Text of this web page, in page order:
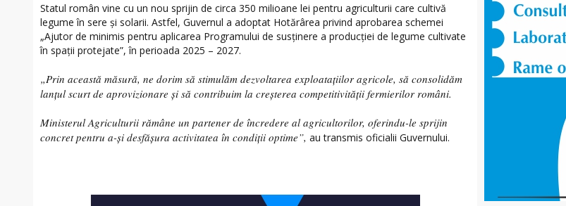
Statul român vine cu un nou sprijin de circa 350 milioane lei pentru agriculturii care cultivă
legume în sere și solarii. Astfel, Guvernul a adoptat Hotărârea privind aprobarea schemei
„Ajutor de minimis pentru aplicarea Programului de susţinere a producţiei de legume cultivate
în spaţii protejate”, în perioada 2025 – 2027.
„Prin această măsură, ne dorim să stimulăm dezvoltarea exploatațiilor agricole, să consolidăm
lanțul scurt de aprovizionare și să contribuim la creșterea competitivității fermierilor români.
Ministerul Agriculturii rămâne un partener de încredere al agricultorilor, oferindu-le sprijin
concret pentru a-și desfășura activitatea în condiții optime”, au transmis oficialii Guvernului.